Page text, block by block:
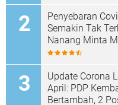
Penyebaran
Semakin Tak
Nanang Minta
Patuhi Prokes
Update Corona
April: PDP
Bertambah, 2